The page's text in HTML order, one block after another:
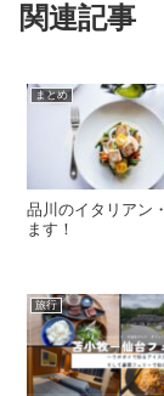
関連記事
まとめ
品川のイタリアン
ます！
旅行